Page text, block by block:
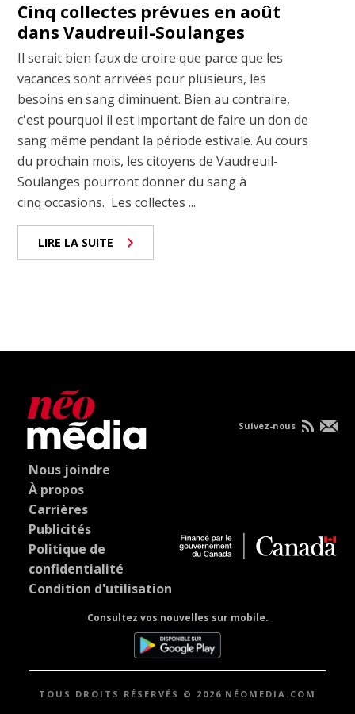
Cinq collectes prévues en août
dans Vaudreuil-Soulanges
Il serait bien faux de croire que parce que les
vacances sont arrivées pour plusieurs, les
besoins en sang diminuent. Bien au contraire,
c'est pourquoi il est important de faire un don de
sang même pendant la période estivale. Au cours
du prochain mois, les citoyens de Vaudreuil-
Soulanges pourront donner du sang à
cinq occasions. Les collectes ...
LIRE LA SUITE
Nous joindre
À propos
Carrières
Publicités
Politique de
confidentialité
Condition d'utilisation
Consultez vos nouvelles sur mobile.
Suivez-nous
TOUS DROITS RÉSERVÉS © 2026 NÉOMEDIA.COM